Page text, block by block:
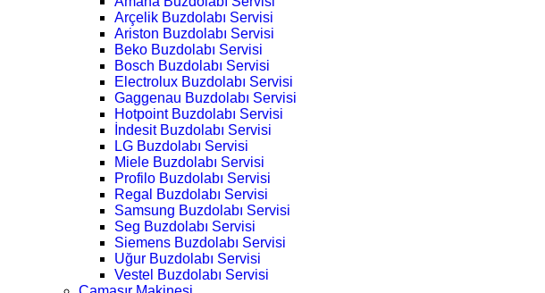
Arçelik Buzdolabı Servisi
Ariston Buzdolabı Servisi
Beko Buzdolabı Servisi
Bosch Buzdolabı Servisi
Electrolux Buzdolabı Servisi
Gaggenau Buzdolabı Servisi
Hotpoint Buzdolabı Servisi
İndesit Buzdolabı Servisi
LG Buzdolabı Servisi
Miele Buzdolabı Servisi
Profilo Buzdolabı Servisi
Regal Buzdolabı Servisi
Samsung Buzdolabı Servisi
Seg Buzdolabı Servisi
Siemens Buzdolabı Servisi
Uğur Buzdolabı Servisi
Vestel Buzdolabı Servisi